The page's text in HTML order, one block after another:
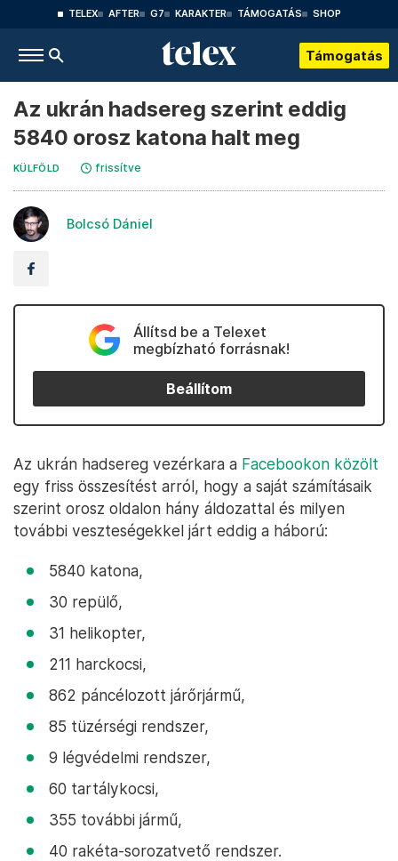
TELEX AFTER G7 KARAKTER TÁMOGATÁS SHOP
Támogatás
Az ukrán hadsereg szerint eddig
5840 orosz katona halt meg
KÜLFÖLD frissítve
Bolcsó Dániel
Állítsd be a Telexet
megbízható forrásnak!
Beállítom
Az ukrán hadsereg vezérkara a Facebookon közölt
egy friss összesítést arról, hogy a saját számításaik
szerint orosz oldalon hány áldozattal és milyen
további veszteségekkel járt eddig a háború:
5840 katona,
30 repülő,
31 helikopter,
211 harckocsi,
862 páncélozott járőrjármű,
85 tüzérségi rendszer,
9 légvédelmi rendszer,
60 tartálykocsi,
355 további jármű,
40 rakéta-sorozatvető rendszer.